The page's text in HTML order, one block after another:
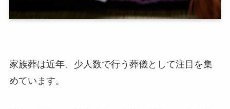
家族葬は近年、少人数で行う葬儀として注目を集
めています。